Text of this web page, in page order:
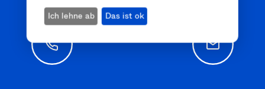
Ich lehne ab
Das ist ok